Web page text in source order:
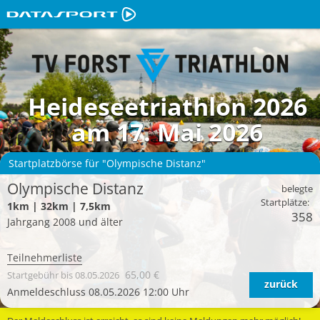
Heideseetriathlon 2026
am 17. Mai 2026
Startplatzbörse für "Olympische Distanz"
Olympische Distanz
1km | 32km | 7,5km
Jahrgang 2008 und älter
Teilnehmerliste
Startgebühr bis 08.05.2026 65,00 €
Anmeldeschluss 08.05.2026 12:00 Uhr
belegte
Startplätze:
358
zurück